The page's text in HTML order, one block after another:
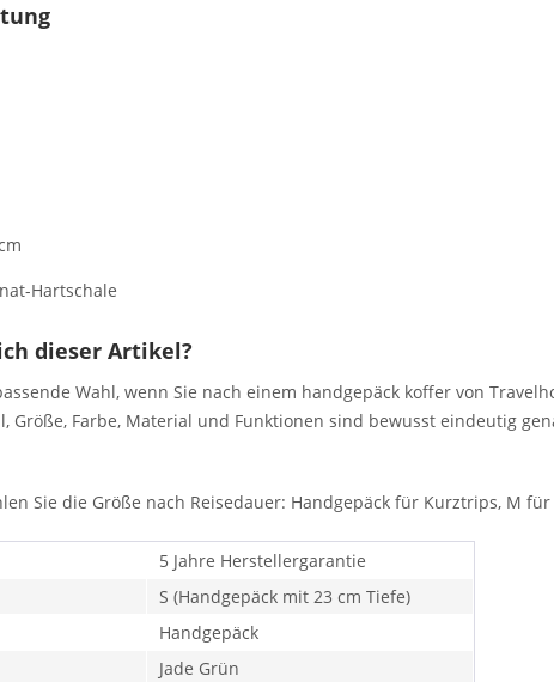
Hartschale
dieser Artikel?
Wahl, wenn Sie nach einem handgepäck koffer von
Größe, Farbe, Material und Funktionen sind bewusst eindeutig
Sie die Größe nach Reisedauer: Handgepäck für Kurztrips, M
5 Jahre Herstellergarantie
S (Handgepäck mit 23 cm Tiefe)
Handgepäck
Jade Grün